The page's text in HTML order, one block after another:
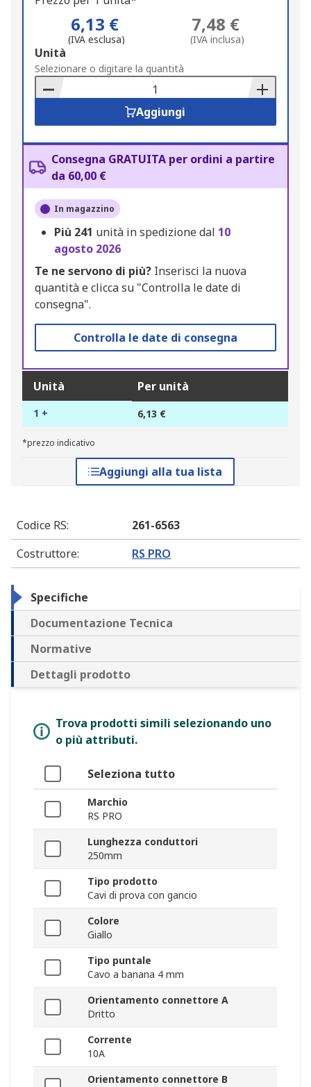
6,13 €
(IVA esclusa)
7,48 €
(IVA inclusa)
Add
to
Basket
Unità
Selezionare o digitare la quantità
Aggiungi
Consegna GRATUITA per ordini a partire
da 60,00 €
In magazzino
Più 241 unità in spedizione dal 10
agosto 2026
Te ne servono di più? Inserisci la nuova
quantità e clicca su "Controlla le date di
consegna".
Controlla le date di consegna
Unità Per unità
1 + 6,13 €
*prezzo indicativo
Aggiungi alla tua lista
Codice RS:
261-6563
Costruttore: RS PRO
Specifiche
Documentazione Tecnica
Normative
Dettagli prodotto
Trova prodotti simili selezionando uno
o più attributi.
Seleziona tutto
Marchio
RS PRO
Lunghezza conduttori
250mm
Tipo prodotto
Cavi di prova con gancio
Colore
Giallo
Tipo puntale
Cavo a banana 4 mm
Orientamento connettore A
Dritto
Corrente
10A
Orientamento connettore B